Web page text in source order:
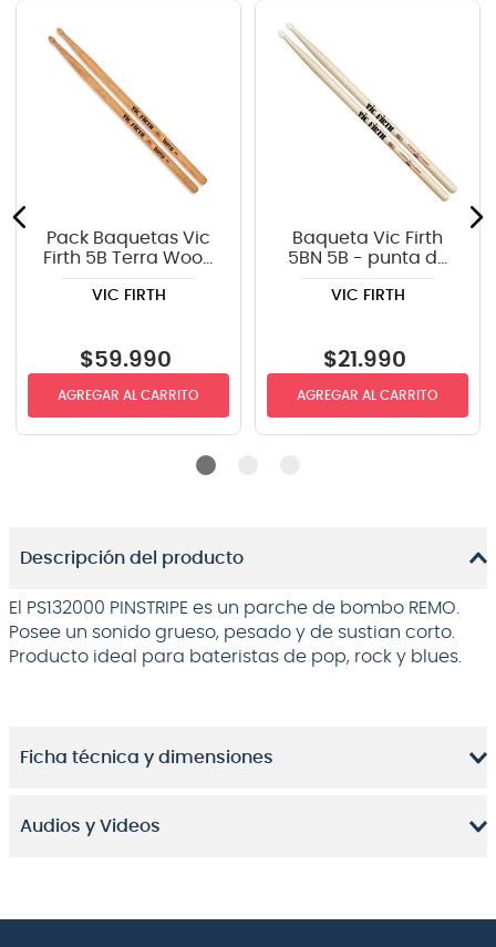
Pack Baquetas Vic
Firth 5B Terra Wood
VIC FIRTH
$59.990
AGREGAR AL CARRITO
Baqueta Vic Firth
5BN 5B - punta de
VIC FIRTH
$21 .990
AGREGAR AL CARRITO
Descripción del producto
El PS132000 PINSTRIPE es un parche de bombo REMO.
Posee un sonido grueso, pesado y de sustian corto.
Producto ideal para bateristas de pop, rock y blues.
Ficha técnica y dimensiones
Audios y Videos